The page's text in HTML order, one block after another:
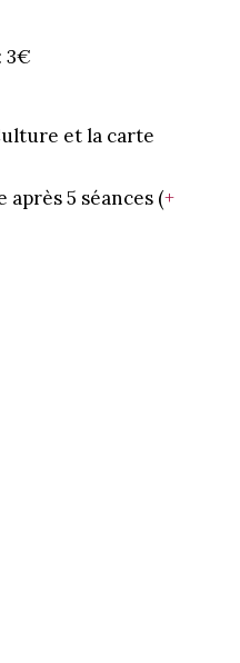
3€
et la carte
après 5 séances (+